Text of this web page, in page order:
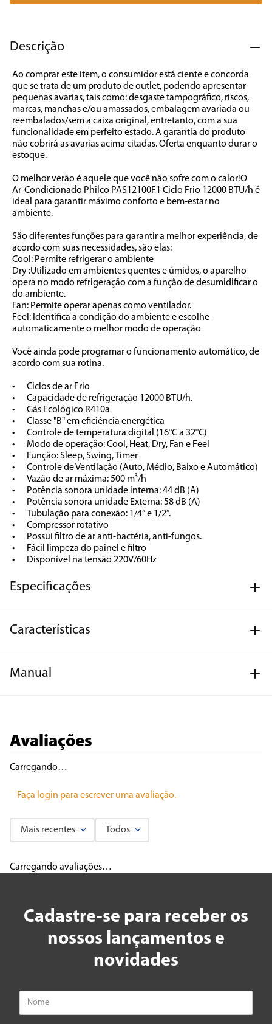
Descrição
Ao comprar este item, o consumidor está ciente e concorda
que se trata de um produto de outlet, podendo apresentar
pequenas avarias, tais como: desgaste tampográfico, riscos,
marcas, manchas e/ou amassados, embalagem avariada ou
reembalados/sem a caixa original, entretanto, com a sua
funcionalidade em perfeito estado. A garantia do produto
não cobrirá as avarias acima citadas. Oferta enquanto durar o
estoque.
O melhor verão é aquele que você não sofre com o calor!O
Ar-Condicionado Philco PAS12100F1 Ciclo Frio 12000 BTU/h é
ideal para garantir máximo conforto e bem-estar no
ambiente.
São diferentes funções para garantir a melhor experiência, de
acordo com suas necessidades, são elas:
Cool: Permite refrigerar o ambiente
Dry :Utilizado em ambientes quentes e úmidos, o aparelho
opera no modo refrigeração com a função de desumidificar o
do ambiente.
Fan: Permite operar apenas como ventilador.
Feel: Identifica a condição do ambiente e escolhe
automaticamente o melhor modo de operação
Você ainda pode programar o funcionamento automático, de
acordo com sua rotina.
•	Ciclos de ar Frio
•	Capacidade de refrigeração 12000 BTU/h.
•	Gás Ecológico R410a
•	Classe "B" em eficiência energética
•	Controle de temperatura digital (16°C a 32°C)
•	Modo de operação: Cool, Heat, Dry, Fan e Feel
•	Função: Sleep, Swing, Timer
•	Controle de Ventilação (Auto, Médio, Baixo e Automático)
•	Vazão de ar máxima: 500 m³/h
•	Potência sonora unidade interna: 44 dB (A)
•	Potência sonora unidade Externa: 58 dB (A)
•	Tubulação para conexão: 1/4” e 1/2”.
•	Compressor rotativo
•	Possui filtro de ar anti-bactéria, anti-fungos.
•	Fácil limpeza do painel e filtro
•	Disponível na tensão 220V/60Hz
Especificações
Características
Manual
Avaliações
Carregando…
Faça login para escrever uma avaliação.
Mais recentes Todos
Carregando avaliações…
Cadastre-se para receber os
nossos lançamentos e
novidades
7º caixa som
9º forno
10º ventilador